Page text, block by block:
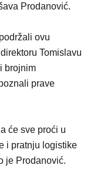
Prodanović.
ovu
Tomislavu
brojnim
prave
će sve proći u
i pratnju logistike
je Prodanović.